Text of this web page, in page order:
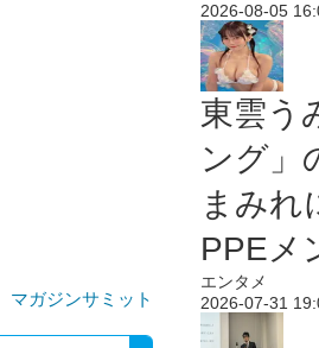
マガジンサミット
2026-08-05
東雲う
ング」
まみれ
PPEメ
エンタメ
2026-07-31